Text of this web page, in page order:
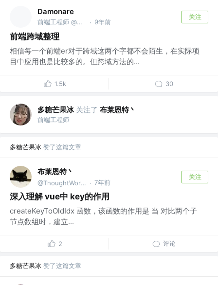
Damonare
前端工程师 @字节跳动 · 9年前
关注
前端跨域整理
相信每一个前端er对于跨域这两个字都不会陌生，在实际项
目中应用也是比较多的。但跨域方法的...
1.5k 30
多糖芒果冰 关注了 布莱恩特丶
前端工程师
多糖芒果冰 赞了这篇文章
布莱恩特丶
@ThoughtWorks · 7年前
关注
深入理解 vue中 key的作用
createKeyToOldIdx 函数，该函数的作用是 当 对比两个子
节点数组时，建立...
2 评论
多糖芒果冰 赞了这篇文章